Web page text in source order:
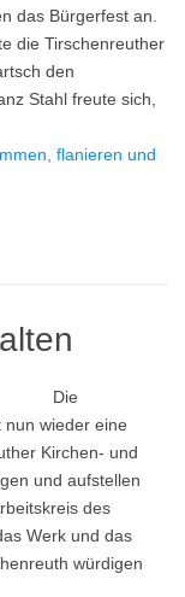
das Bürgerfest an.
die Tirschenreuther
den
Stahl freute sich,
flanieren und
Die
wieder eine
Kirchen- und
und aufstellen
des
Werk und das
würdigen